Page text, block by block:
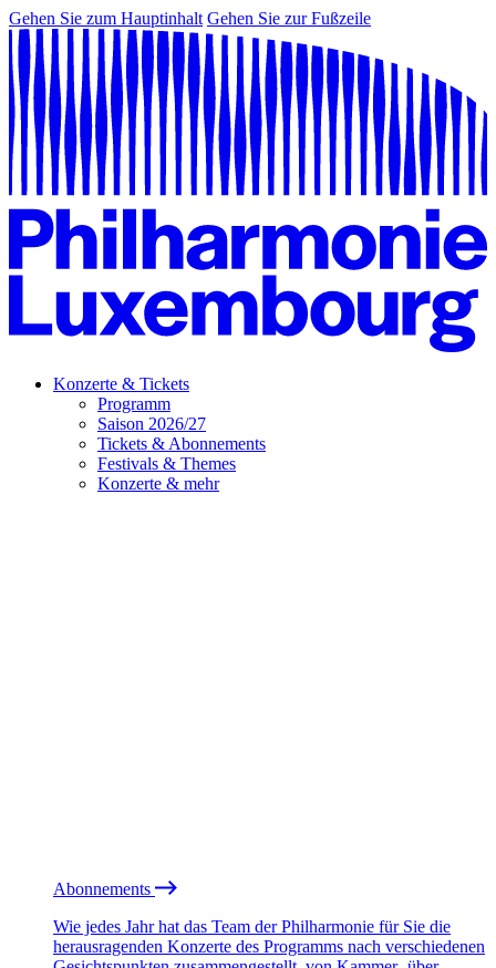
Gehen Sie zum Hauptinhalt Gehen Sie zur Fußzeile
Konzerte & Tickets
Programm
Saison 2026/27
Tickets & Abonnements
Festivals & Themes
Konzerte & mehr
Abonnements
Wie jedes Jahr hat das Team der Philharmonie für Sie die
herausragenden Konzerte des Programms nach verschiedenen